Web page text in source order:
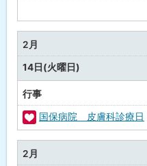
定
な
し
2月
14日(火曜日)
行事
福
祉
国保病院 皮膚科診療日
2月